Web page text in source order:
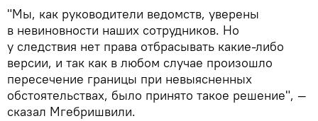
"Мы, как руководители ведомств, уверены
в невиновности наших сотрудников. Но
у следствия нет права отбрасывать какие-либо
версии, и так как в любом случае произошло
пересечение границы при невыясненных
обстоятельствах, было принято такое решение", —
сказал Мгебришвили.